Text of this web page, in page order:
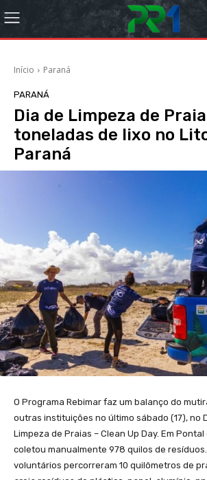
Início Paraná
PARANÁ
Dia de Limpeza de
toneladas de lixo no
Paraná
O Programa Rebimar faz um balanço do
outras instituições no último sábado (17), no
Limpeza de Praias – Clean Up Day. Em
coletou manualmente 978 quilos de
voluntários percorreram 10 quilômetros de